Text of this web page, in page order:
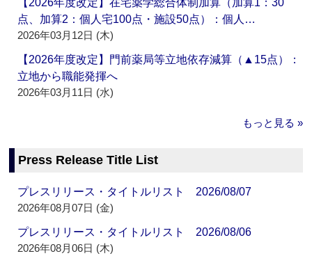
【2026年度改定】在宅薬学総合体制加算（加算1：30
点、加算2：個人宅100点・施設50点）：個人…
2026年03月12日 (木)
【2026年度改定】門前薬局等立地依存減算（▲15点）：
立地から職能発揮へ
2026年03月11日 (水)
もっと見る »
Press Release Title List
プレスリリース・タイトルリスト 2026/08/07
2026年08月07日 (金)
プレスリリース・タイトルリスト 2026/08/06
2026年08月06日 (木)